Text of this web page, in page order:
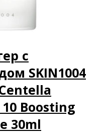
с
SKIN1004
Boosting
30ml